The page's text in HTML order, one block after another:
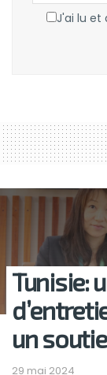
J'ai lu et
Tunisie:
un
29 mai 2024